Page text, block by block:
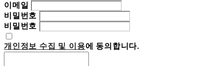
이메일
비밀번호
비밀번호
개인정보 수집 및 이용에 동의합니다.